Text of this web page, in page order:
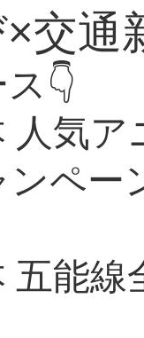
交通
👇
人気
ペー
五能